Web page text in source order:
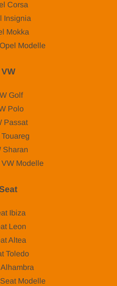
Corsa
Insignia
Mokka
Modelle
VW
Golf
Polo
Passat
Sharan
Modelle
Ibiza
Leon
Altea
Toledo
Modelle